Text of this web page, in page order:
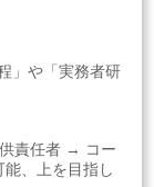
」や「実務者研
責任者 → コー
、上を目指し